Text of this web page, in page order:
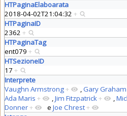
HTPaginaElaboarata
2018-04-02T21:04:32 +
HTPaginaID
2362 +
HTPaginaTag
ent079 +
HTSezioneID
17 +
Interprete
Vaughn Armstrong+ ,Gary Graham
Ada Maris + ,Jim Fitzpatrick+ ,
Donner+ e Joe Chrest+